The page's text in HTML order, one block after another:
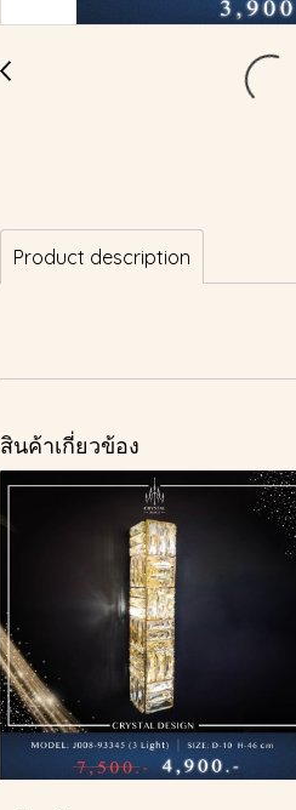
Product description
สินค้าเกี่ยวข้อง